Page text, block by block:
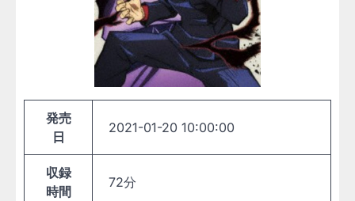
発売
日
2021-01-20 10:00:00
収録
時間
72分